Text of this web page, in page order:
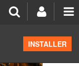
INSTALLER